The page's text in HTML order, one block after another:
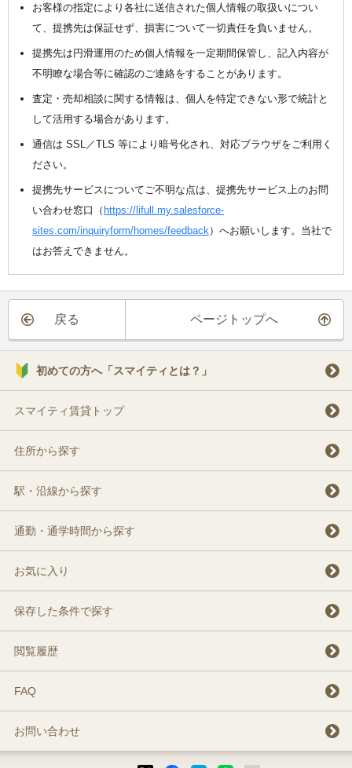
お客様の指定により各社に送信された個人情報の取扱いについ
て、提携先は保証せず、損害について一切責任を負いません。
提携先は円滑運用のため個人情報を一定期間保管し、記入内容が
不明瞭な場合等に確認のご連絡をすることがあります。
査定・売却相談に関する情報は、個人を特定できない形で統計と
して活用する場合があります。
通信は SSL／TLS 等により暗号化され、対応ブラウザをご利用く
ださい。
提携先サービスについてご不明な点は、提携先サービス上のお問
い合わせ窓口（ https://lifull.my.salesforce-
sites.com/inquiryform/homes/feedback ）へお願いします。当社で
はお答えできません。
戻る ページトップへ
初めての方へ「スマイティとは？」
スマイティ賃貸トップ
住所から探す
駅・沿線から探す
通勤・通学時間から探す
お気に入り
保存した条件で探す
閲覧履歴
FAQ
お問い合わせ